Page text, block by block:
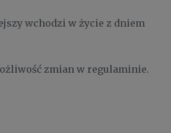
wchodzi w życie z dniem
zmian w regulaminie.